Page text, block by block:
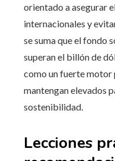
orientado a asegurar
internacionales y
se suma que el fondo
superan el billón de
como un fuerte motor
mantengan elevados
sostenibilidad.
Lecciones